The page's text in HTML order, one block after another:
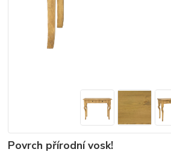
Povrch přírodní vosk!